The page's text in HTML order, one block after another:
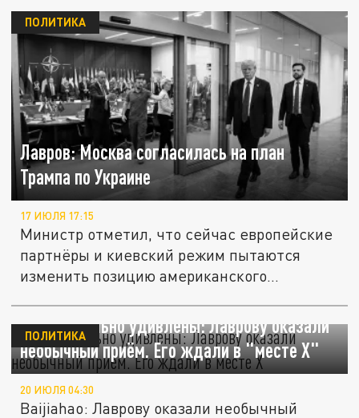
Лавров: Москва согласилась на план
Трампа по Украине
ПОЛИТИКА
17 ИЮЛЯ 17:15
Министр отметил, что сейчас европейские
партнёры и киевский режим пытаются
изменить позицию американского...
В НАТО сильно удивлены: Лаврову оказали
необычный приём. Его ждали в "месте X"
ПОЛИТИКА
20 ИЮЛЯ 04:30
Baijiahao: Лаврову оказали необычный